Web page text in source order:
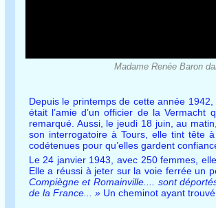
Madame Renée Baron
Depuis le printemps de cette année
était l’amie d’un officier de la
remarqué. Aussi, le jeudi 18 juin, au
son interrogatoire à Tours, elle tint tête
codétenues pour qu’elles gardent
Le 24 janvier 1943, avec 250 femmes,
Elle a réussi à jeter sur la voie ferrée un
Compiègne et Romainville.... sont
de la France... »Un cheminot ayant trouvé